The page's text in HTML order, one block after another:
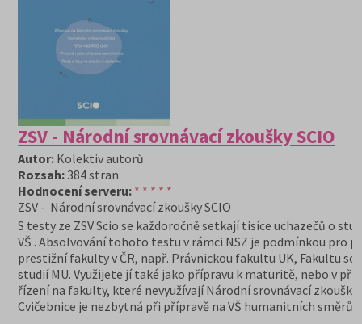
ZSV - Národní srovnávací zkoušky SCIO
Autor: Kolektiv autorů
Rozsah: 384 stran
Hodnocení serveru: * * * * *
ZSV - Národní srovnávací zkoušky SCIO
S testy ze ZSV Scio se každoročně setkají tisíce uchazečů o
VŠ . Absolvování tohoto testu v rámci NSZ je podmínkou pro
prestižní fakulty v ČR, např. Právnickou fakultu UK, Fakultu
studií MU. Využijete jí také jako přípravu k maturitě, nebo v
řízení na fakulty, které nevyužívají Národní srovnávací zkoušky
Cvičebnice je nezbytná při přípravě na VŠ humanitních směrů.